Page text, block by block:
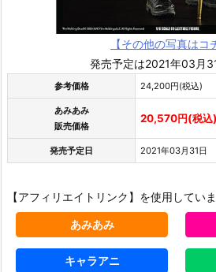
【その他の写真はコ
発売予定は2021年03月
参考価格 24,200円(税込)
あみあみ
販売価格
20,570円(税込)
発売予定日 2021年03月31日
【アフィリエイトリンク】を使用してい
あみあみ
キャラアニ